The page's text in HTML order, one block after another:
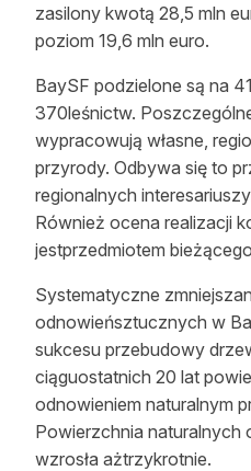
zasilony kwotą 28,5 mln
poziom 19,6 mln euro.
BaySF podzielone są na
370leśnictw.
wypracowują własne,
przyrody. Odbywa się to
regionalnych
Również ocena realizacji
jestprzedmiotem
Systematyczne
odnowieńsztucznych w
sukcesu przebudowy
ciąguostatnich 20 lat
odnowieniem naturalnym
Powierzchnia naturalnych
wzrosła ażtrzykrotnie.